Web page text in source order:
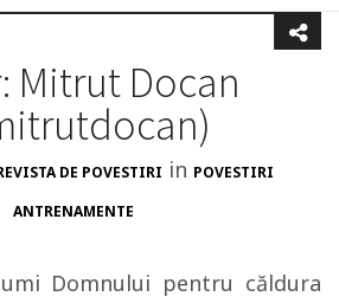
Mitrut Docan
DE POVESTIRI in POVESTIRI
ANTRENAMENTE
Domnului pentru căldura